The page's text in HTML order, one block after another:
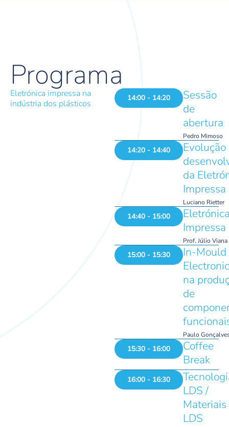
Programa
Eletrónica impressa na
indústria dos plásticos
14:00 - 14:20
Sessão
de
abertura
Pedro Mimoso
14:20 - 14:40
Evolução
da
Impressa
Luciano Rietter
14:40 - 15:00
Impressa
Prof. Júlio Viana
15:00 - 15:30
In-Mould
na
de
Paulo
15:30 - 16:00
Coffee
Break
16:00 - 16:30
LDS /
Materiais
LDS